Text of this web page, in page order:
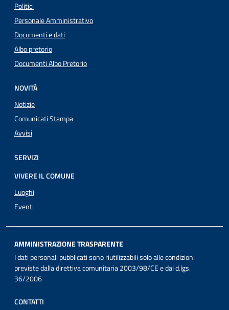
Politici
Personale Amministrativo
Documenti e dati
Albo pretorio
Documenti Albo Pretorio
NOVITÀ
Notizie
Comunicati Stampa
Avvisi
SERVIZI
VIVERE IL COMUNE
Luoghi
Eventi
AMMINISTRAZIONE TRASPARENTE
I dati personali pubblicati sono riutilizzabili solo alle condizioni
previste dalla direttiva comunitaria 2003/98/CE e dal d.lgs.
36/2006
CONTATTI